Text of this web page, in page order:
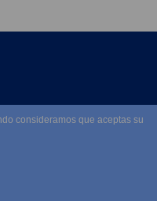
consideramos que aceptas su